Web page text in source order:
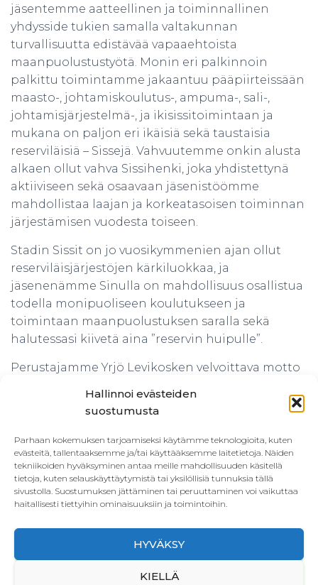
Hallinnoi evästeiden
suostumusta
Parhaan kokemuksen tarjoamiseksi käytämme teknologioita, kuten
evästeitä, tallentaaksemme ja/tai käyttääksemme laitetietoja. Näiden
tekniikoiden hyväksyminen antaa meille mahdollisuuden käsitellä
tietoja, kuten selauskäyttäytymistä tai yksilöllisiä tunnuksia tällä
sivustolla. Suostumuksen jättäminen tai peruuttaminen voi vaikuttaa
haitallisesti tiettyihin ominaisuuksiin ja toimintoihin.
HYVÄKSY
KIELLÄ
jäsentemme aatteellinen ja toiminnallinen
yhdysside tukien samalla valtakunnan
turvallisuutta edistävää vapaaehtoista
maanpuolustustyötä. Monin eri palkinnoin
palkittu toimintamme jakaantuu pääpiirteissään
maasto-, johtamiskoulutus-, ampuma-, sali-,
johtamisjärjestelmä-, ja ikisissitoimintaan ja
mukana on paljon eri ikäisiä sekä taustaisia
reserviläisiä – Sissejä. Vahvuutemme onkin alusta
alkaen ollut vahva Sissihenki, joka yhdistettynä
aktiiviseen sekä osaavaan jäsenistöömme
mahdollistaa laajan ja korkeatasoisen toiminnan
järjestämisen vuodesta toiseen.
Stadin Sissit on jo vuosikymmenien ajan ollut
reserviläisjärjestöjen kärkiluokkaa, ja
jäsenenämme Sinulla on mahdollisuus osallistua
todella monipuoliseen koulutukseen ja
toimintaan maanpuolustuksen saralla sekä
halutessasi kiivetä aina ”reservin huipulle”.
Perustajamme Yrjö Levikosken velvoittava motto
kuulua!”
Tervetuloa mukaan!